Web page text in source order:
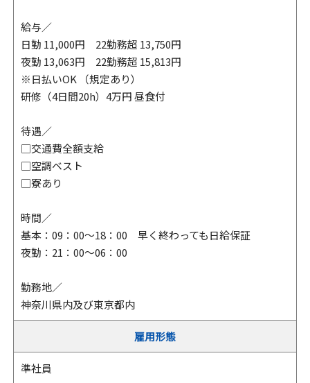
給与／
日勤 11,000円 22勤務超 13,750円
夜勤 13,063円 22勤務超 15,813円
※日払いOK （規定あり）
研修（4日間20h）4万円 昼食付
待遇／
□交通費全額支給
□空調ベスト
□寮あり
時間／
基本：09：00～18：00 早く終わっても日給保証
夜勤：21：00～06：00
勤務地／
神奈川県内及び東京都内
雇用形態
準社員